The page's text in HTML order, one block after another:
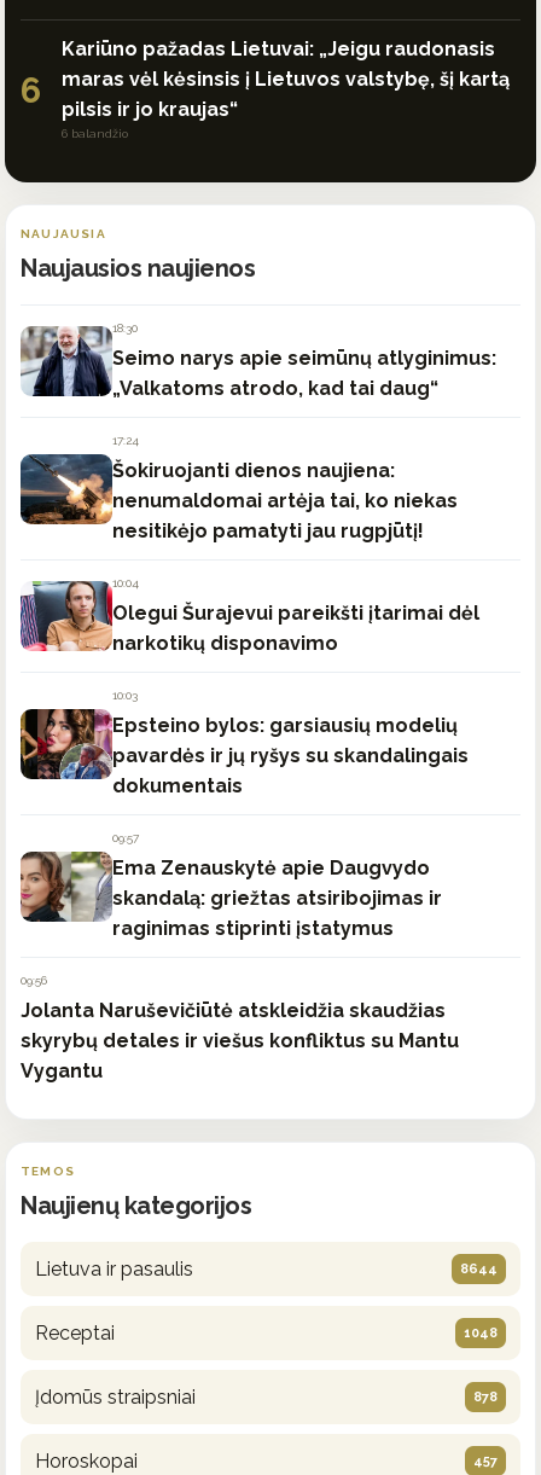
6
Kariūno pažadas Lietuvai: „Jeigu raudonasis
maras vėl kėsinsis į Lietuvos valstybę, šį kartą
pilsis ir jo kraujas“
6 balandžio
NAUJAUSIA
Naujausios naujienos
18:30
Seimo narys apie seimūnų atlyginimus:
„Valkatoms atrodo, kad tai daug“
17:24
Šokiruojanti dienos naujiena:
nenumaldomai artėja tai, ko niekas
nesitikėjo pamatyti jau rugpjūtį!
10:04
Olegui Šurajevui pareikšti įtarimai dėl
narkotikų disponavimo
10:03
Epsteino bylos: garsiausių modelių
pavardės ir jų ryšys su skandalingais
dokumentais
09:57
Ema Zenauskytė apie Daugvydo
skandalą: griežtas atsiribojimas ir
raginimas stiprinti įstatymus
09:56
Jolanta Naruševičiūtė atskleidžia skaudžias
skyrybų detales ir viešus konfliktus su Mantu
Vygantu
TEMOS
Naujienų kategorijos
Lietuva ir pasaulis 8644
Receptai 1048
Įdomūs straipsniai 878
Horoskopai 457